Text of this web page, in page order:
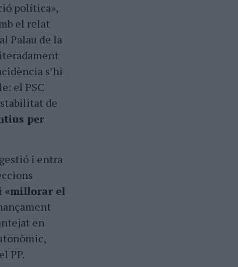
política»,
el relat
Palau de la
sʼhi
el PSC
de
per
i entra
i «millorar el
en
PP.